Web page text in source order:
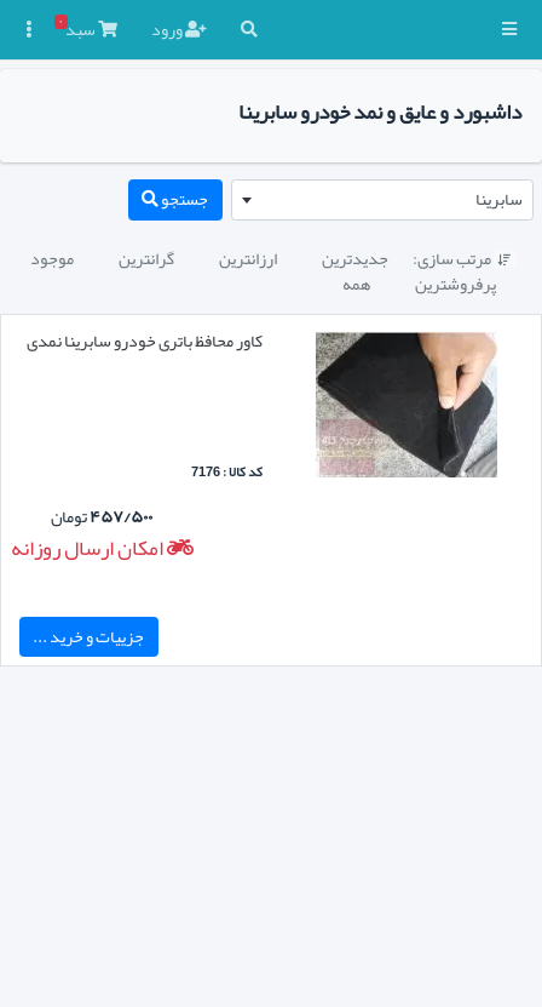
ورود سبد۰
داشبورد و عایق و نمد خودرو سابرینا
سابرینا جستجو
 مرتب سازی: جدیدترین ارزانترین گرانترین موجود
پرفروشترین
همه
کاور محافظ باتری خودرو سابرینا نمدی
کد کالا : 7176
۴۵۷/۵۰۰تومان
امکان ارسال روزانه
جزییات و خرید ...